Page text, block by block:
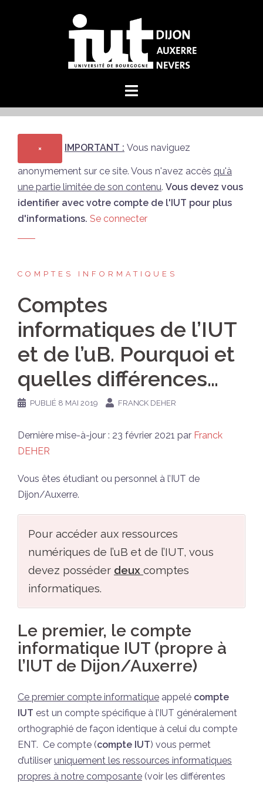
× IMPORTANT : Vous naviguez
anonymement sur ce site. Vous n'avez accès qu'à
une partie limitée de son contenu. Vous devez vous
identifier avec votre compte de l'IUT pour plus
d'informations. Se connecter
COMPTES INFORMATIQUES
Comptes
informatiques de l’IUT
et de l’uB. Pourquoi et
quelles différences…
PUBLIÉ 8 MAI 2019 FRANCK DEHER
Dernière mise-à-jour : 23 février 2021 par Franck
DEHER
Vous êtes étudiant ou personnel à l’IUT de
Dijon/Auxerre.
Pour accéder aux ressources
numériques de l’uB et de l’IUT, vous
devez posséder deux comptes
informatiques.
Le premier, le compte
informatique IUT (propre à
l’IUT de Dijon/Auxerre)
Ce premier compte informatique appelé compte
IUT est un compte spécifique à l’IUT généralement
orthographié de façon identique à celui du compte
ENT. Ce compte (compte IUT) vous permet
d’utiliser uniquement les ressources informatiques
propres à notre composante (voir les différentes